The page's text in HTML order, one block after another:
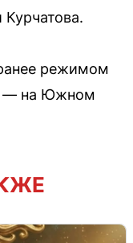
режимом
— на Южном